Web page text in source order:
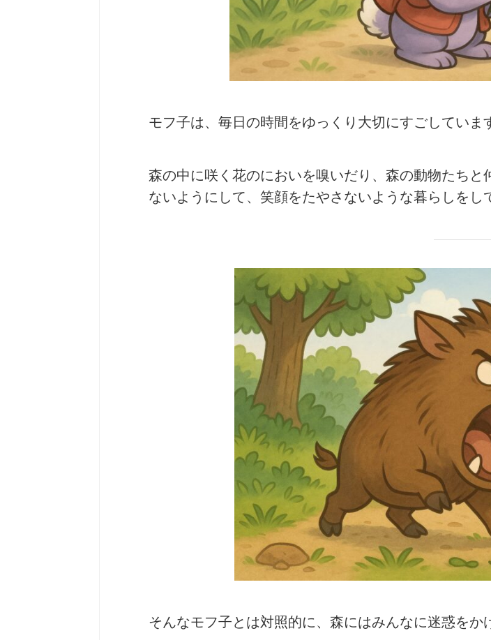
モフ子は、毎日の時間をゆっくり大切にすごしていま
森の中に咲く花のにおいを嗅いだり、森の動物たち
ないようにして、笑顔をたやさないような暮らしをし
そんなモフ子とは対照的に、森にはみんなに迷惑をか